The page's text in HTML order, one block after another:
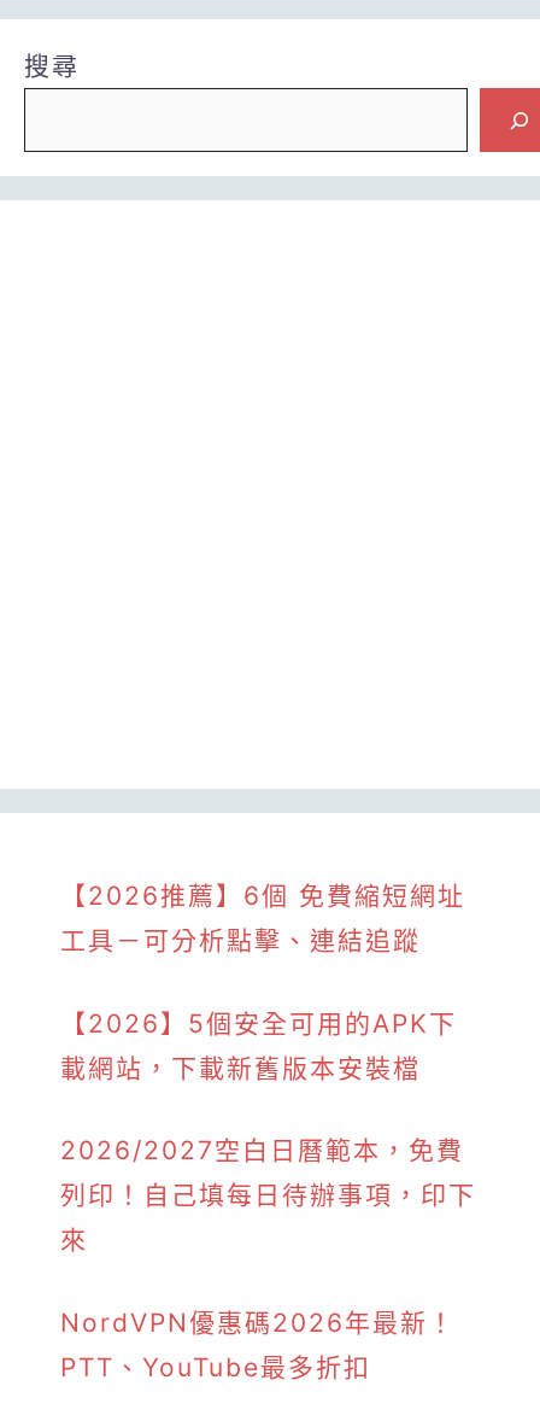
搜尋
【2026推薦】6個 免費縮短網址
工具－可分析點擊、連結追蹤
【2026】5個安全可用的APK下
載網站，下載新舊版本安裝檔
2026/2027空白日曆範本，免費
列印！自己填每日待辦事項，印下
來
NordVPN優惠碼2026年最新！
PTT、YouTube最多折扣